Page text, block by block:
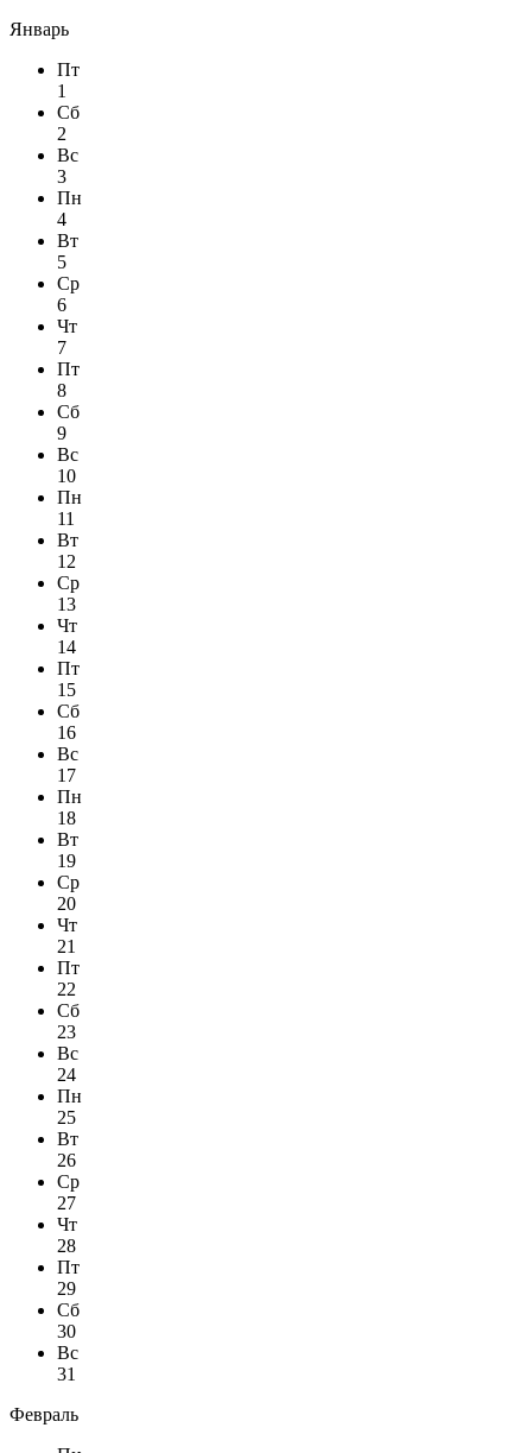
Январь
Пт
1
Сб
2
Вс
3
Пн
4
Вт
5
Ср
6
Чт
7
Пт
8
Сб
9
Вс
10
Пн
11
Вт
12
Ср
13
Чт
14
Пт
15
Сб
16
Вс
17
Пн
18
Вт
19
Ср
20
Чт
21
Пт
22
Сб
23
Вс
24
Пн
25
Вт
26
Ср
27
Чт
28
Пт
29
Сб
30
Вс
31
Февраль